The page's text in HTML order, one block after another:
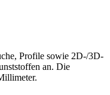
Profile sowie 2D-/3D-
an. Die